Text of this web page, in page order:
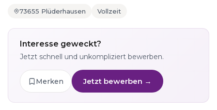
73655 Plüderhausen Vollzeit
Interesse geweckt?
Jetzt schnell und unkompliziert bewerben.
Merken Jetzt bewerben →